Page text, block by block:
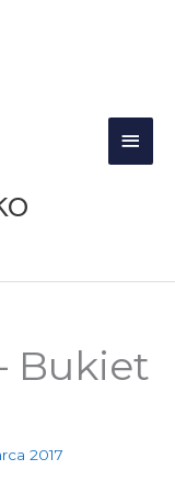
Bukiet
2017